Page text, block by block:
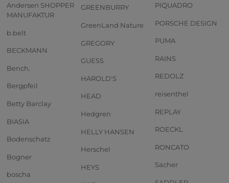
Andersen SHOPPER
MANUFAKTUR
b.belt
BECKMANN
Bench.
Bergpfeil
Betty Barclay
BIASIA
Bodenschatz
Bogner
boscha
GREENBURRY
GreenLand Nature
GREGORY
GUESS
HAROLD'S
HEAD
Hedgren
HELLY HANSEN
Herschel
HEYS
PIQUADRO
PORSCHE DESIGN
PUMA
RAINS
REDOLZ
reisenthel
REPLAY
ROECKL
RONCATO
Sacher